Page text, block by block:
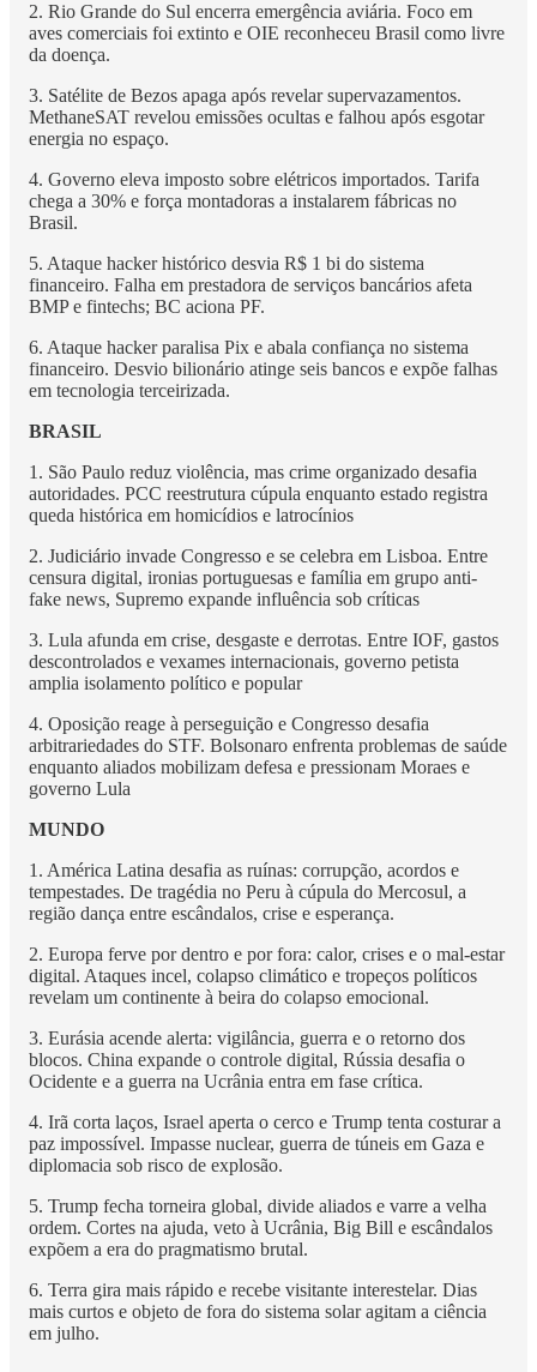
2. Rio Grande do Sul encerra emergência aviária. Foco em
aves comerciais foi extinto e OIE reconheceu Brasil como livre
da doença.
3. Satélite de Bezos apaga após revelar supervazamentos.
MethaneSAT revelou emissões ocultas e falhou após esgotar
energia no espaço.
4. Governo eleva imposto sobre elétricos importados. Tarifa
chega a 30% e força montadoras a instalarem fábricas no
Brasil.
5. Ataque hacker histórico desvia R$ 1 bi do sistema
financeiro. Falha em prestadora de serviços bancários afeta
BMP e fintechs; BC aciona PF.
6. Ataque hacker paralisa Pix e abala confiança no sistema
financeiro. Desvio bilionário atinge seis bancos e expõe falhas
em tecnologia terceirizada.
BRASIL
1. São Paulo reduz violência, mas crime organizado desafia
autoridades. PCC reestrutura cúpula enquanto estado registra
queda histórica em homicídios e latrocínios
2. Judiciário invade Congresso e se celebra em Lisboa. Entre
censura digital, ironias portuguesas e família em grupo anti-
fake news, Supremo expande influência sob críticas
3. Lula afunda em crise, desgaste e derrotas. Entre IOF, gastos
descontrolados e vexames internacionais, governo petista
amplia isolamento político e popular
4. Oposição reage à perseguição e Congresso desafia
arbitrariedades do STF. Bolsonaro enfrenta problemas de saúde
enquanto aliados mobilizam defesa e pressionam Moraes e
governo Lula
MUNDO
1. América Latina desafia as ruínas: corrupção, acordos e
tempestades. De tragédia no Peru à cúpula do Mercosul, a
região dança entre escândalos, crise e esperança.
2. Europa ferve por dentro e por fora: calor, crises e o mal-estar
digital. Ataques incel, colapso climático e tropeços políticos
revelam um continente à beira do colapso emocional.
3. Eurásia acende alerta: vigilância, guerra e o retorno dos
blocos. China expande o controle digital, Rússia desafia o
Ocidente e a guerra na Ucrânia entra em fase crítica.
4. Irã corta laços, Israel aperta o cerco e Trump tenta costurar a
paz impossível. Impasse nuclear, guerra de túneis em Gaza e
diplomacia sob risco de explosão.
5. Trump fecha torneira global, divide aliados e varre a velha
ordem. Cortes na ajuda, veto à Ucrânia, Big Bill e escândalos
expõem a era do pragmatismo brutal.
6. Terra gira mais rápido e recebe visitante interestelar. Dias
mais curtos e objeto de fora do sistema solar agitam a ciência
em julho.